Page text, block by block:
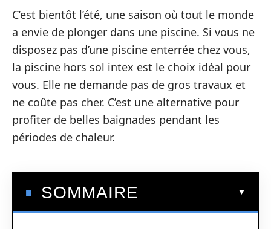
C’est bientôt l’été, une saison où tout le monde
a envie de plonger dans une piscine. Si vous ne
disposez pas d’une piscine enterrée chez vous,
la piscine hors sol intex est le choix idéal pour
vous. Elle ne demande pas de gros travaux et
ne coûte pas cher. C’est une alternative pour
profiter de belles baignades pendant les
périodes de chaleur.
SOMMAIRE